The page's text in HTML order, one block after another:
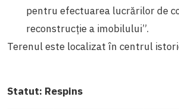
pentru efectuarea lucrărilor de
reconstrucție a imobilului”.
Terenul este localizat în centrul
Statut: Respins